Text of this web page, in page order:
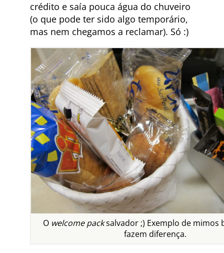
crédito e saía pouca água do chuveiro
(o que pode ter sido algo temporário,
mas nem chegamos a reclamar). Só :)
O welcome packsalvador ;) Exemplo de mimos
fazem diferença.